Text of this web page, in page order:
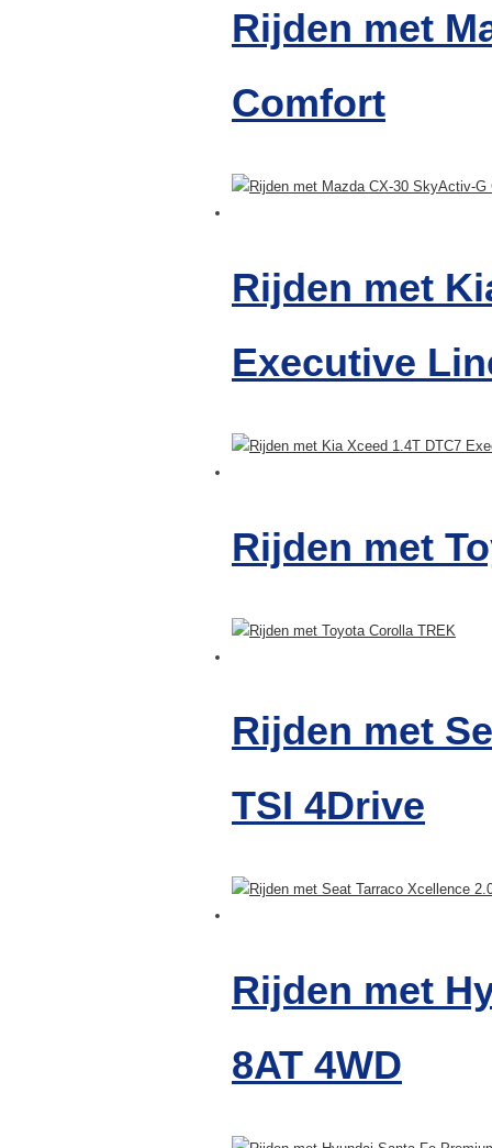
Rijden met
Comfort
Rijden met
Executive
Rijden met
Rijden met
TSI 4Drive
Rijden met
8AT 4WD